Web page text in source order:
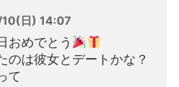
日) 14:07
おめでとう
のは彼女とデートかな？
て